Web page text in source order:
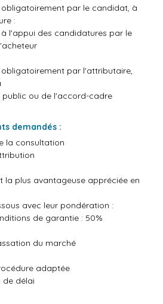
par le candidat, à
:
l'appui des candidatures par le
par l'attributaire,
ou de l'accord-cadre
demandés :
la consultation
la plus avantageuse appréciée en
avec leur pondération :
de garantie : 50%
du marché
adaptée
de délai